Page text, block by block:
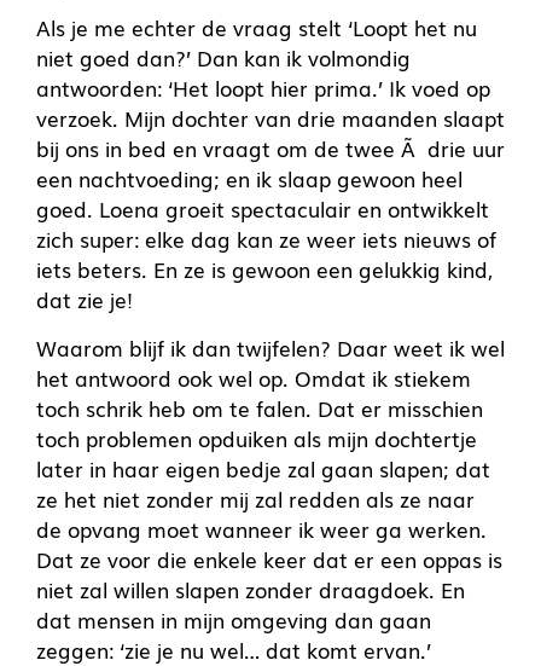
Als je me echter de vraag stelt ‘Loopt het nu
niet goed dan?’ Dan kan ik volmondig
antwoorden: ‘Het loopt hier prima.’ Ik voed op
verzoek. Mijn dochter van drie maanden slaapt
bij ons in bed en vraagt om de twee Ã drie uur
een nachtvoeding; en ik slaap gewoon heel
goed. Loena groeit spectaculair en ontwikkelt
zich super: elke dag kan ze weer iets nieuws of
iets beters. En ze is gewoon een gelukkig kind,
dat zie je!
Waarom blijf ik dan twijfelen? Daar weet ik wel
het antwoord ook wel op. Omdat ik stiekem
toch schrik heb om te falen. Dat er misschien
toch problemen opduiken als mijn dochtertje
later in haar eigen bedje zal gaan slapen; dat
ze het niet zonder mij zal redden als ze naar
de opvang moet wanneer ik weer ga werken.
Dat ze voor die enkele keer dat er een oppas is
niet zal willen slapen zonder draagdoek. En
dat mensen in mijn omgeving dan gaan
zeggen: ‘zie je nu wel… dat komt ervan.’